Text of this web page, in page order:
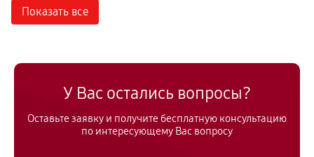
Показать все
У Вас остались вопросы?
Оставьте заявку и получите бесплатную консультацию
по интересующему Вас вопросу